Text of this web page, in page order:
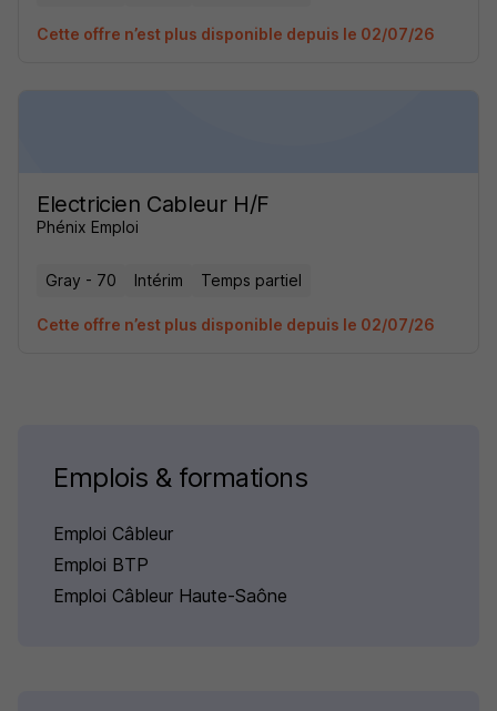
Cette offre n’est plus disponible depuis le 02/07/26
Electricien Cableur H/F
Phénix Emploi
Gray - 70 Intérim Temps partiel
Cette offre n’est plus disponible depuis le 02/07/26
Emplois & formations
Emploi Câbleur
Emploi BTP
Emploi Câbleur Haute-Saône